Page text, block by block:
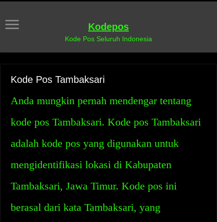
Kodepos
Kode Pos Seluruh Indonesia
Kode Pos Tambaksari
Anda mungkin pernah mendengar tentang
kode pos Tambaksari. Kode pos Tambaksari
adalah kode pos yang digunakan untuk
mengidentifikasi lokasi di Kabupaten
Tambaksari, Jawa Timur. Kode pos ini
berasal dari kata Tambaksari, yang